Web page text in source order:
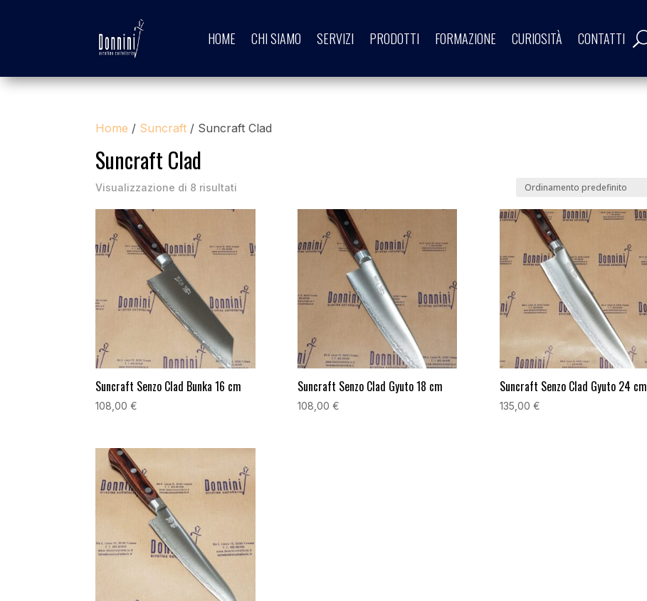
HOME CHI SIAMO SERVIZI PRODOTTI FORMAZIONE CURIOSITÀ CONTATTI
Home / Suncraft / Suncraft Clad
Suncraft Clad
Visualizzazione di 8 risultati
Suncraft Senzo Clad Bunka 16 cm
108,00€
Suncraft Senzo Clad Gyuto 18 cm
108,00 €
Suncraft Senzo Clad Gyuto 24 cm
135,00 €